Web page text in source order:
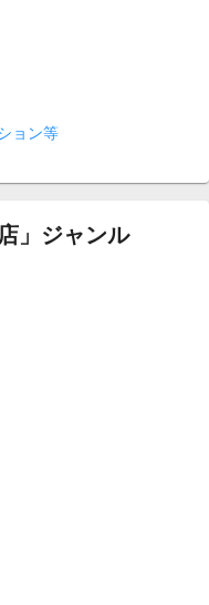
ョン等
」ジャンル